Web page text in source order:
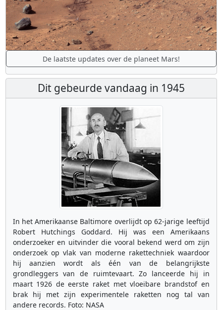
De laatste updates over de planeet Mars!
Dit gebeurde vandaag in 1945
In het Amerikaanse Baltimore overlijdt op 62-jarige leeftijd
Robert Hutchings Goddard. Hij was een Amerikaans
onderzoeker en uitvinder die vooral bekend werd om zijn
onderzoek op vlak van moderne rakettechniek waardoor
hij aanzien wordt als één van de belangrijkste
grondleggers van de ruimtevaart. Zo lanceerde hij in
maart 1926 de eerste raket met vloeibare brandstof en
brak hij met zijn experimentele raketten nog tal van
andere records. Foto: NASA